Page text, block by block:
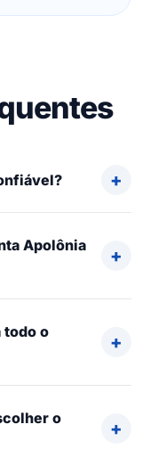
Apolônia
todo o
o